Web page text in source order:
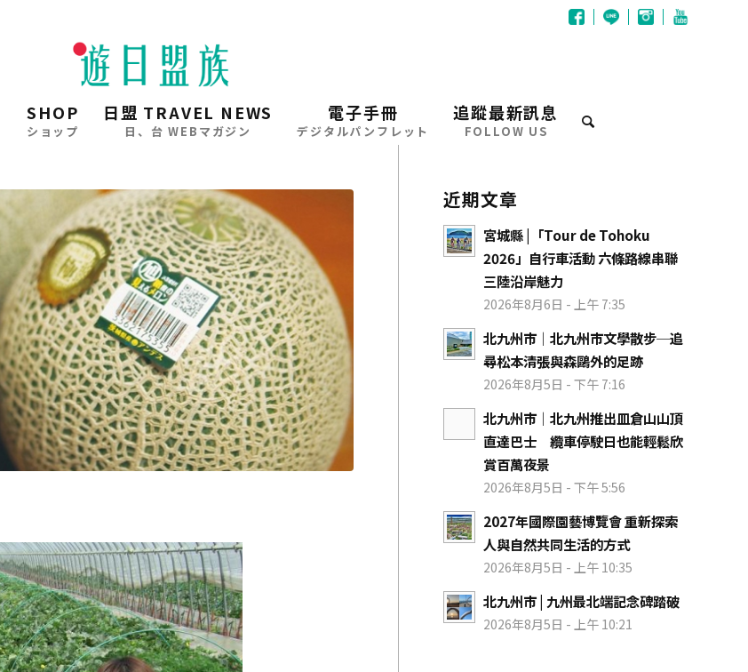
SHOP
ショップ
日盟 TRAVEL NEWS
日、台 WEBマガジン
電子手冊
デジタルパンフレット
追蹤最新訊息
FOLLOW US
近期文章
宮城縣 |「Tour de Tohoku
2026」自行車活動 六條路線串聯
三陸沿岸魅力
2026年8月6日 - 上午 7:35
北九州市｜北九州市文學散步─追
尋松本清張與森鷗外的足跡
2026年8月5日 - 下午 7:16
北九州市｜北九州推出皿倉山山頂
直達巴士 纜車停駛日也能輕鬆欣
賞百萬夜景
2026年8月5日 - 下午 5:56
2027年國際園藝博覽會 重新探索
人與自然共同生活的方式
2026年8月5日 - 上午 10:35
北九州市 | 九州最北端記念碑踏破
2026年8月5日 - 上午 10:21